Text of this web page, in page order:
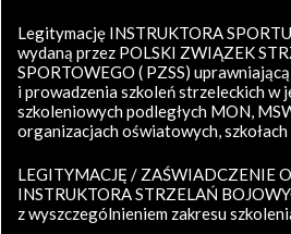
Legitymację INSTRUKTORA
wydaną przez POLSKI ZWIĄZEK
SPORTOWEGO ( PZSS)
i prowadzenia szkoleń strzeleckich w
szkoleniowych podległych MON,
organizacjach oświatowych,
LEGITYMACJĘ / ZAŚWIADCZENIE
INSTRUKTORA STRZELAŃ
z wyszczególnieniem zakresu